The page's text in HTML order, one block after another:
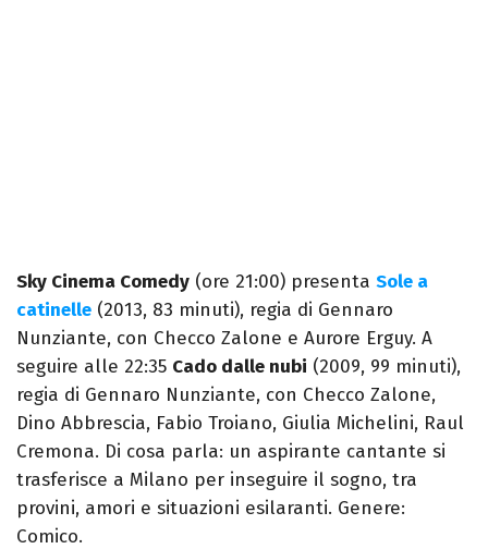
Sky Cinema Comedy (ore 21:00) presenta Sole a
catinelle (2013, 83 minuti), regia di Gennaro
Nunziante, con Checco Zalone e Aurore Erguy. A
seguire alle 22:35 Cado dalle nubi (2009, 99 minuti),
regia di Gennaro Nunziante, con Checco Zalone,
Dino Abbrescia, Fabio Troiano, Giulia Michelini, Raul
Cremona. Di cosa parla: un aspirante cantante si
trasferisce a Milano per inseguire il sogno, tra
provini, amori e situazioni esilaranti. Genere:
Comico.